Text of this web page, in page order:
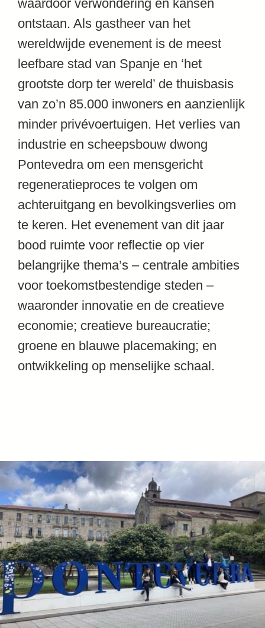
waardoor verwondering en kansen
ontstaan. Als gastheer van het
wereldwijde evenement is de meest
leefbare stad van Spanje en ‘het
grootste dorp ter wereld’ de thuisbasis
van zo’n 85.000 inwoners en aanzienlijk
minder privévoertuigen. Het verlies van
industrie en scheepsbouw dwong
Pontevedra om een ​​mensgericht
regeneratieproces te volgen om
achteruitgang en bevolkingsverlies om
te keren. Het evenement van dit jaar
bood ruimte voor reflectie op vier
belangrijke thema’s – centrale ambities
voor toekomstbestendige steden –
waaronder innovatie en de creatieve
economie; creatieve bureaucratie;
groene en blauwe placemaking; en
ontwikkeling op menselijke schaal.